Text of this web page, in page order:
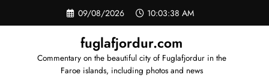
indhold
09/08/2026 10:03:39 AM
fuglafjordur.com
Commentary on the beautiful city of Fuglafjordur in the
Faroe islands, including photos and news